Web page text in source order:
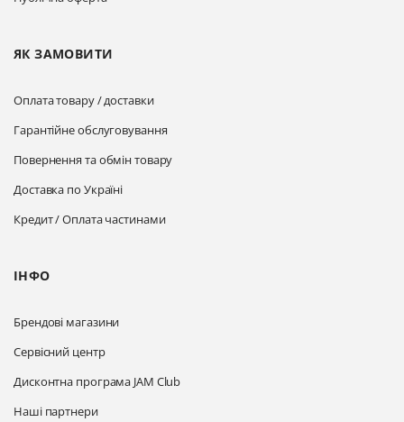
ЯК ЗАМОВИТИ
Оплата товару / доставки
Гарантійне обслуговування
Повернення та обмін товару
Доставка по Україні
Кредит / Оплата частинами
ІНФО
Брендові магазини
Сервісний центр
Дисконтна програма JAM Club
Наші партнери